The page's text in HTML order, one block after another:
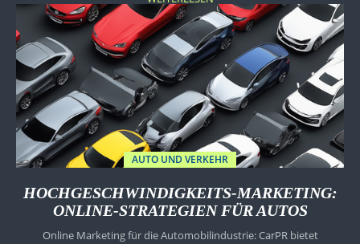
AUTO UND VERKEHR
HOCHGESCHWINDIGKEITS-MARKETING:
ONLINE-STRATEGIEN FÜR AUTOS
Online Marketing für die Automobilindustrie: CarPR bietet